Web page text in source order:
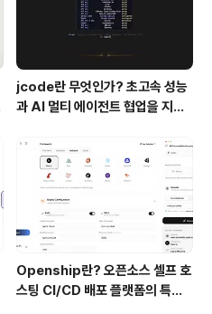
jcode란 무엇인가? 초고속 성능
과 AI 멀티 에이전트 협업을 지원
Openship란? 오픈소스 셀프 호
스팅 CI/CD 배포 플랫폼의 특징